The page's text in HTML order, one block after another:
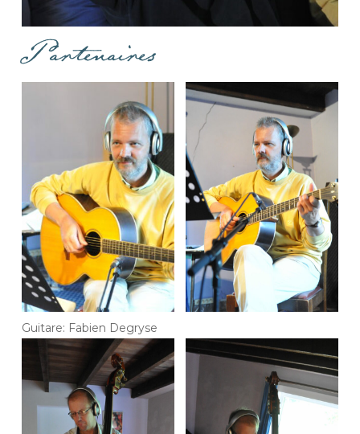
Partenaires
Guitare: Fabien Degryse